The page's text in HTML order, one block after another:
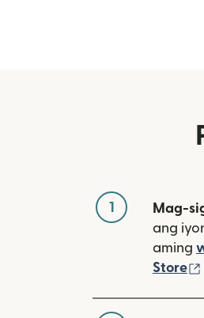
1 Mag-
ang
aming
Store